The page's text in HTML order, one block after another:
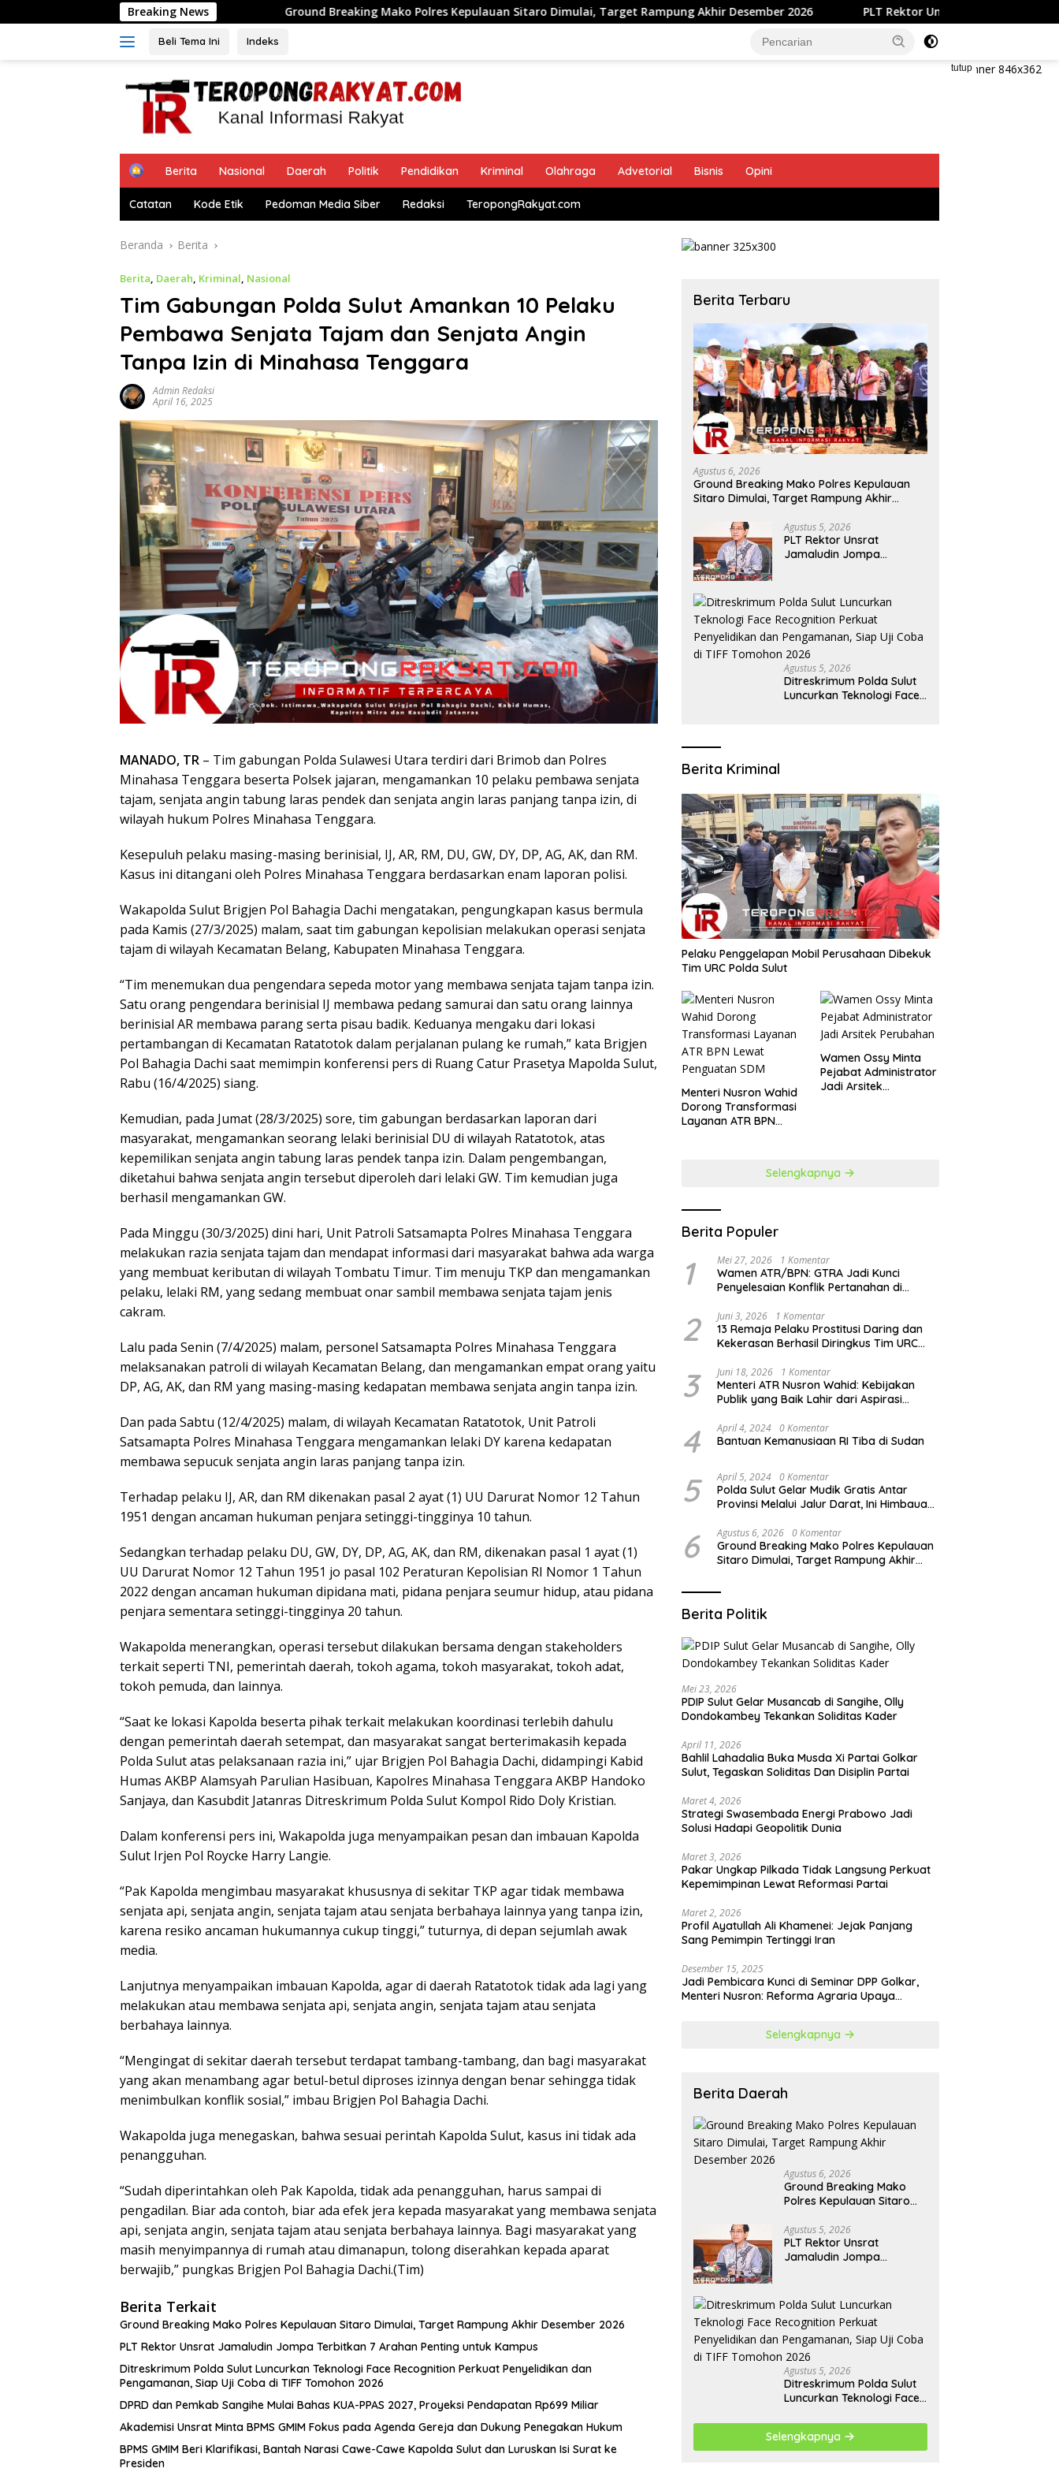
ke
Breaking News
Ground Breaking Mako Polres Kepulauan Sitaro Dimulai, Target Rampung Akhir Desember 2026 ​PLT Rektor Unsrat Jamaludin Jompa Terbitkan 7 Arahan
Beli Tema Ini Indeks
tutup
H
m
e
Berita Nasional Daerah Politik Pendidikan Kriminal Olahraga Advetorial Bisnis Opini
Catatan Kode Etik Pedoman Media Siber Redaksi TeropongRakyat.com
Beranda Berita
Berita, Daerah, Kriminal, Nasional
Tim Gabungan Polda Sulut Amankan 10 Pelaku
Pembawa Senjata Tajam dan Senjata Angin
Tanpa Izin di Minahasa Tenggara
Admin Redaksi
April 16, 2025
MANADO, TR – Tim gabungan Polda Sulawesi Utara terdiri dari Brimob dan Polres
Minahasa Tenggara beserta Polsek jajaran, mengamankan 10 pelaku pembawa senjata
tajam, senjata angin tabung laras pendek dan senjata angin laras panjang tanpa izin, di
wilayah hukum Polres Minahasa Tenggara.
Kesepuluh pelaku masing-masing berinisial, IJ, AR, RM, DU, GW, DY, DP, AG, AK, dan RM.
Kasus ini ditangani oleh Polres Minahasa Tenggara berdasarkan enam laporan polisi.
Wakapolda Sulut Brigjen Pol Bahagia Dachi mengatakan, pengungkapan kasus bermula
pada Kamis (27/3/2025) malam, saat tim gabungan kepolisian melakukan operasi senjata
tajam di wilayah Kecamatan Belang, Kabupaten Minahasa Tenggara.
“Tim menemukan dua pengendara sepeda motor yang membawa senjata tajam tanpa izin.
Satu orang pengendara berinisial IJ membawa pedang samurai dan satu orang lainnya
berinisial AR membawa parang serta pisau badik. Keduanya mengaku dari lokasi
pertambangan di Kecamatan Ratatotok dalam perjalanan pulang ke rumah,” kata Brigjen
Pol Bahagia Dachi saat memimpin konferensi pers di Ruang Catur Prasetya Mapolda Sulut,
Rabu (16/4/2025) siang.
Kemudian, pada Jumat (28/3/2025) sore, tim gabungan berdasarkan laporan dari
masyarakat, mengamankan seorang lelaki berinisial DU di wilayah Ratatotok, atas
kepemilikan senjata angin tabung laras pendek tanpa izin. Dalam pengembangan,
diketahui bahwa senjata angin tersebut diperoleh dari lelaki GW. Tim kemudian juga
berhasil mengamankan GW.
Pada Minggu (30/3/2025) dini hari, Unit Patroli Satsamapta Polres Minahasa Tenggara
melakukan razia senjata tajam dan mendapat informasi dari masyarakat bahwa ada warga
yang membuat keributan di wilayah Tombatu Timur. Tim menuju TKP dan mengamankan
pelaku, lelaki RM, yang sedang membuat onar sambil membawa senjata tajam jenis
cakram.
Lalu pada Senin (7/4/2025) malam, personel Satsamapta Polres Minahasa Tenggara
melaksanakan patroli di wilayah Kecamatan Belang, dan mengamankan empat orang yaitu
DP, AG, AK, dan RM yang masing-masing kedapatan membawa senjata angin tanpa izin.
Dan pada Sabtu (12/4/2025) malam, di wilayah Kecamatan Ratatotok, Unit Patroli
Satsamapta Polres Minahasa Tenggara mengamankan lelaki DY karena kedapatan
membawa sepucuk senjata angin laras panjang tanpa izin.
Terhadap pelaku IJ, AR, dan RM dikenakan pasal 2 ayat (1) UU Darurat Nomor 12 Tahun
1951 dengan ancaman hukuman penjara setinggi-tingginya 10 tahun.
Sedangkan terhadap pelaku DU, GW, DY, DP, AG, AK, dan RM, dikenakan pasal 1 ayat (1)
UU Darurat Nomor 12 Tahun 1951 jo pasal 102 Peraturan Kepolisian RI Nomor 1 Tahun
2022 dengan ancaman hukuman dipidana mati, pidana penjara seumur hidup, atau pidana
penjara sementara setinggi-tingginya 20 tahun.
Wakapolda menerangkan, operasi tersebut dilakukan bersama dengan stakeholders
terkait seperti TNI, pemerintah daerah, tokoh agama, tokoh masyarakat, tokoh adat,
tokoh pemuda, dan lainnya.
“Saat ke lokasi Kapolda beserta pihak terkait melakukan koordinasi terlebih dahulu
dengan pemerintah daerah setempat, dan masyarakat sangat berterimakasih kepada
Polda Sulut atas pelaksanaan razia ini,” ujar Brigjen Pol Bahagia Dachi, didampingi Kabid
Humas AKBP Alamsyah Parulian Hasibuan, Kapolres Minahasa Tenggara AKBP Handoko
Sanjaya, dan Kasubdit Jatanras Ditreskrimum Polda Sulut Kompol Rido Doly Kristian.
Dalam konferensi pers ini, Wakapolda juga menyampaikan pesan dan imbauan Kapolda
Sulut Irjen Pol Roycke Harry Langie.
“Pak Kapolda mengimbau masyarakat khususnya di sekitar TKP agar tidak membawa
senjata api, senjata angin, senjata tajam atau senjata berbahaya lainnya yang tanpa izin,
karena resiko ancaman hukumannya cukup tinggi,” tuturnya, di depan sejumlah awak
media.
Lanjutnya menyampaikan imbauan Kapolda, agar di daerah Ratatotok tidak ada lagi yang
melakukan atau membawa senjata api, senjata angin, senjata tajam atau senjata
berbahaya lainnya.
“Mengingat di sekitar daerah tersebut terdapat tambang-tambang, dan bagi masyarakat
yang akan menambang agar betul-betul diproses izinnya dengan benar sehingga tidak
menimbulkan konflik sosial,” imbau Brigjen Pol Bahagia Dachi.
Wakapolda juga menegaskan, bahwa sesuai perintah Kapolda Sulut, kasus ini tidak ada
penangguhan.
“Sudah diperintahkan oleh Pak Kapolda, tidak ada penangguhan, harus sampai di
pengadilan. Biar ada contoh, biar ada efek jera kepada masyarakat yang membawa senjata
api, senjata angin, senjata tajam atau senjata berbahaya lainnya. Bagi masyarakat yang
masih menyimpannya di rumah atau dimanapun, tolong diserahkan kepada aparat
berwajib,” pungkas Brigjen Pol Bahagia Dachi.(Tim)
Berita Terkait
Ground Breaking Mako Polres Kepulauan Sitaro Dimulai, Target Rampung Akhir Desember 2026
​PLT Rektor Unsrat Jamaludin Jompa Terbitkan 7 Arahan Penting untuk Kampus
Ditreskrimum Polda Sulut Luncurkan Teknologi Face Recognition Perkuat Penyelidikan dan
Pengamanan, Siap Uji Coba di TIFF Tomohon 2026
DPRD dan Pemkab Sangihe Mulai Bahas KUA-PPAS 2027, Proyeksi Pendapatan Rp699 Miliar
Akademisi Unsrat Minta BPMS GMIM Fokus pada Agenda Gereja dan Dukung Penegakan Hukum
BPMS GMIM Beri Klarifikasi, Bantah Narasi Cawe-Cawe Kapolda Sulut dan Luruskan Isi Surat ke
Presiden
Berita Terbaru
Agustus 6, 2026
Ground Breaking Mako Polres Kepulauan
Sitaro Dimulai, Target Rampung Akhir
Agustus 5, 2026
​PLT Rektor Unsrat
Jamaludin Jompa
Agustus 5, 2026
Ditreskrimum Polda Sulut
Luncurkan Teknologi Face
Berita Kriminal
​Pelaku Penggelapan Mobil Perusahaan Dibekuk
Tim URC Polda Sulut
​Menteri Nusron Wahid
Dorong Transformasi
Layanan ATR BPN
Wamen Ossy Minta
Pejabat Administrator
Jadi Arsitek
Selengkapnya
Berita Populer
1 Mei 27, 2026 1 Komentar
Wamen ATR/BPN: GTRA Jadi Kunci
Penyelesaian Konflik Pertanahan di
2 Juni 3, 2026 1 Komentar
13 Remaja Pelaku Prostitusi Daring dan
Kekerasan Berhasil Diringkus Tim URC
3 Juni 18, 2026 1 Komentar
Menteri ATR Nusron Wahid: Kebijakan
Publik yang Baik Lahir dari Aspirasi
4 April 4, 2024 0 Komentar
Bantuan Kemanusiaan RI Tiba di Sudan
5 April 5, 2024 0 Komentar
Polda Sulut Gelar Mudik Gratis Antar
Provinsi Melalui Jalur Darat, Ini Himbauan
6 Agustus 6, 2026 0 Komentar
Ground Breaking Mako Polres Kepulauan
Sitaro Dimulai, Target Rampung Akhir
Berita Politik
Mei 23, 2026
PDIP Sulut Gelar Musancab di Sangihe, Olly
Dondokambey Tekankan Soliditas Kader
April 11, 2026
Bahlil Lahadalia Buka Musda Xi Partai Golkar
Sulut, Tegaskan Soliditas Dan Disiplin Partai
Maret 4, 2026
Strategi Swasembada Energi Prabowo Jadi
Solusi Hadapi Geopolitik Dunia
Maret 3, 2026
Pakar Ungkap Pilkada Tidak Langsung Perkuat
Kepemimpinan Lewat Reformasi Partai
Maret 2, 2026
Profil Ayatullah Ali Khamenei: Jejak Panjang
Sang Pemimpin Tertinggi Iran
Desember 15, 2025
Jadi Pembicara Kunci di Seminar DPP Golkar,
Menteri Nusron: Reforma Agraria Upaya
Selengkapnya
Berita Daerah
Agustus 6, 2026
Ground Breaking Mako
Polres Kepulauan Sitaro
Akhir Desember 2026
Agustus 5, 2026
​PLT Rektor Unsrat
Jamaludin Jompa
Agustus 5, 2026
Ditreskrimum Polda Sulut
Luncurkan Teknologi Face
Penyelidikan dan
Pengamanan, Siap Uji
Coba di TIFF Tomohon
Selengkapnya